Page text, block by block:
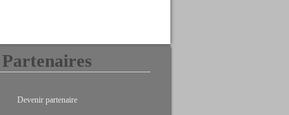
Partenaires
Devenir partenaire